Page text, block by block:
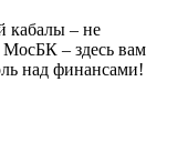
кабалы – не
– здесь вам
над финансами!